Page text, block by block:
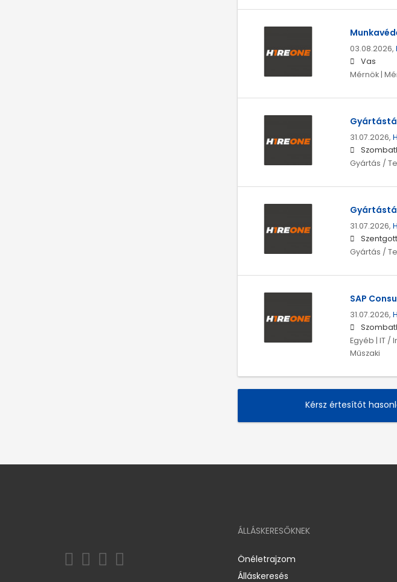
03.08.2026,
Vas
Mérnök |
31.07.2026,
Gyártás /
31.07.2026,
Gyártás /
SAP
31.07.2026,
Egyéb | IT /
Műszaki
Kérsz értesítőt
ÁLLÁSKERESŐKNEK
Önéletrajzom
Álláskeresés